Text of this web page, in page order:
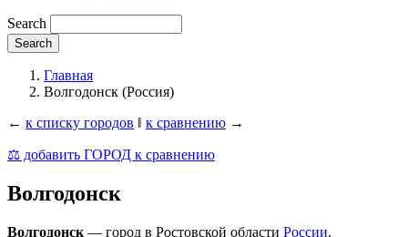
Search
Главная
Волгодонск (Россия)
← к списку городов ‖ к сравнению →
⚖️ добавить ГОРОД к сравнению
Волгодонск
Волгодонск — город в Ростовской области России.